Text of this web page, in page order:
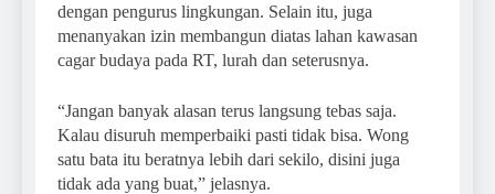
dengan pengurus lingkungan. Selain itu, juga
menanyakan izin membangun diatas lahan kawasan
cagar budaya pada RT, lurah dan seterusnya.
“Jangan banyak alasan terus langsung tebas saja.
Kalau disuruh memperbaiki pasti tidak bisa. Wong
satu bata itu beratnya lebih dari sekilo, disini juga
tidak ada yang buat,” jelasnya.